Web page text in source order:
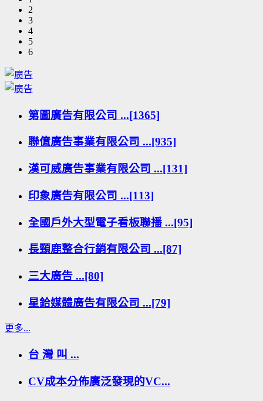
2
3
4
5
6
第圖廣告有限公司 ...[1365]
聯億廣告事業有限公司 ...[935]
漢可威廣告事業有限公司 ...[131]
印象廣告有限公司 ...[113]
全國戶外大型電子看板聯播 ...[95]
長頸鹿整合行銷有限公司 ...[87]
三大廣告 ...[80]
星鉿媒體廣告有限公司 ...[79]
更多...
台 灣 叫 ...
CV成本分佈廣泛發現的VC...